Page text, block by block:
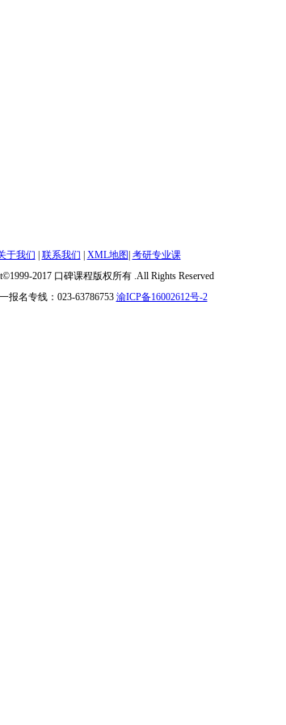
于我们 联系我们 XML地图 考研专业课
2017 口碑课程版权所有 .All Rights Reserved
报名专线：023-63786753 渝ICP备16002612号-2